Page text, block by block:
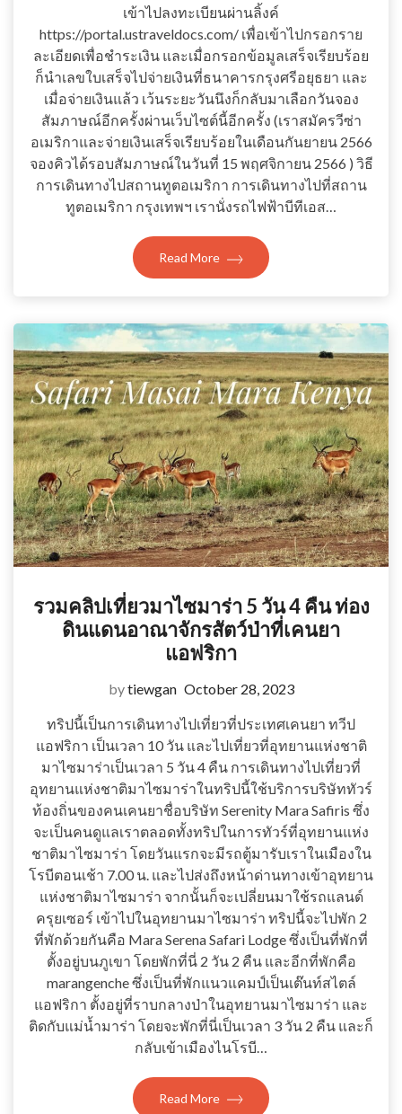
เข้าไปลงทะเบียนผ่านลิ้งค์
https://portal.ustraveldocs.com/ เพื่อเข้าไปกรอกราย
ละเอียดเพื่อชำระเงิน และเมื่อกรอกข้อมูลเสร็จเรียบร้อย
ก็นำเลขใบเสร็จไปจ่ายเงินที่ธนาคารกรุงศรีอยุธยา และ
เมื่อจ่ายเงินแล้ว เว้นระยะวันนึงก็กลับมาเลือกวันจอง
สัมภาษณ์อีกครั้งผ่านเว็บไซต์นี้อีกครั้ง (เราสมัครวีซ่า
อเมริกาและจ่ายเงินเสร็จเรียบร้อยในเดือนกันยายน 2566
จองคิวได้รอบสัมภาษณ์ในวันที่ 15 พฤศจิกายน 2566 ) วิธี
การเดินทางไปสถานทูตอเมริกา การเดินทางไปที่สถาน
ทูตอเมริกา กรุงเทพฯ เรานั่งรถไฟฟ้าบีทีเอส…
Read More
รวมคลิปเที่ยวมาไซมาร่า 5 วัน 4 คืน ท่อง
ดินแดนอาณาจักรสัตว์ป่าที่เคนยา
แอฟริกา
bytiewgan October 28, 2023
ทริปนี้เป็นการเดินทางไปเที่ยวที่ประเทศเคนยา ทวีป
แอฟริกา เป็นเวลา 10 วัน และไปเที่ยวที่อุทยานแห่งชาติ
มาไซมาร่าเป็นเวลา 5 วัน 4 คืน การเดินทางไปเที่ยวที่
อุทยานแห่งชาติมาไซมาร่าในทริปนี้ใช้บริการบริษัททัวร์
ท้องถิ่นของคนเคนยาชื่อบริษัท Serenity Mara Safiris ซึ่ง
จะเป็นคนดูแลเราตลอดทั้งทริปในการทัวร์ที่อุทยานแห่ง
ชาติมาไซมาร่า โดยวันแรกจะมีรถตู้มารับเราในเมืองใน
โรบีตอนเช้า 7.00 น. และไปส่งถึงหน้าด่านทางเข้าอุทยาน
แห่งชาติมาไซมาร่า จากนั้นก็จะเปลี่ยนมาใช้รถแลนด์
ครุยเซอร์ เข้าไปในอุทยานมาไซมาร่า ทริปนี้จะไปพัก 2
ที่พักด้วยกันคือ Mara Serena Safari Lodge ซึ่งเป็นที่พักที่
ตั้งอยู่บนภูเขา โดยพักที่นี่ 2 วัน 2 คืน และอีกที่พักคือ
marangenche ซึ่งเป็นที่พักแนวแคมป์เป็นเต๊นท์สไตล์
แอฟริกา ตั้งอยู่ที่ราบกลางป่าในอุทยานมาไซมาร่า และ
ติดกับแม่น้ำมาร่า โดยจะพักที่นี่เป็นเวลา 3 วัน 2 คืน และก็
กลับเข้าเมืองไนโรบี…
Read More